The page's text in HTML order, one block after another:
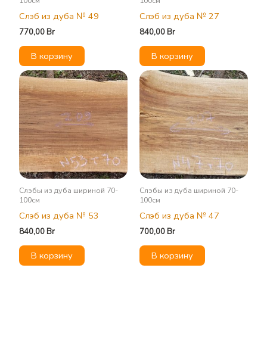
Слэб из дуба № 49
770,00Br
В корзину
Слэб из дуба № 27
840,00Br
В корзину
Слэбы из дуба шириной 70-
100см
Слэб из дуба № 53
840,00Br
В корзину
Слэбы из дуба шириной 70-
100см
Слэб из дуба № 47
700,00Br
В корзину